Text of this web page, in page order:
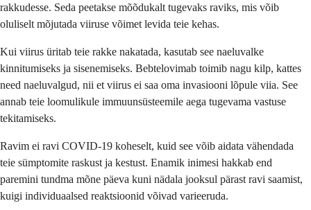
rakkudesse. Seda peetakse mõõdukalt tugevaks raviks, mis võib
oluliselt mõjutada viiruse võimet levida teie kehas.
Kui viirus üritab teie rakke nakatada, kasutab see naeluvalke
kinnitumiseks ja sisenemiseks. Bebtelovimab toimib nagu kilp, kattes
need naeluvalgud, nii et viirus ei saa oma invasiooni lõpule viia. See
annab teie loomulikule immuunsüsteemile aega tugevama vastuse
tekitamiseks.
Ravim ei ravi COVID-19 koheselt, kuid see võib aidata vähendada
teie sümptomite raskust ja kestust. Enamik inimesi hakkab end
paremini tundma mõne päeva kuni nädala jooksul pärast ravi saamist,
kuigi individuaalsed reaktsioonid võivad varieeruda.